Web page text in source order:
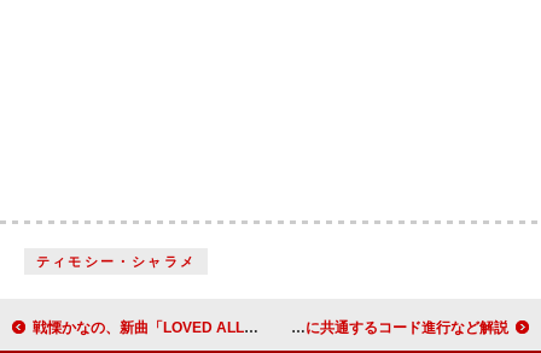
ティモシー・シャラメ
戦慄かなの、新曲「LOVED ALL」がショートドラマ『地獄に堕とす、その日まで』主題歌に決定＆MVプレミア公開も チャーリー・プース、クリスマス・ヒット曲に共通するコード進行など解説